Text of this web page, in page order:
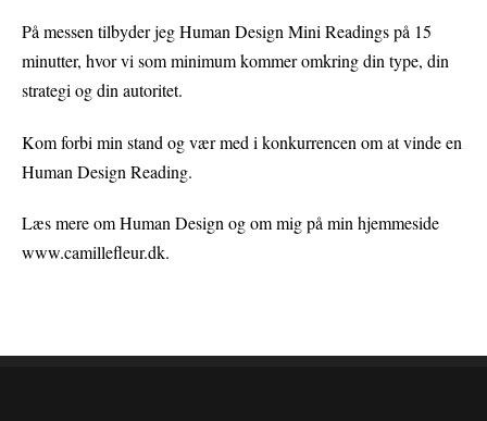
På messen tilbyder jeg Human Design Mini Readings på 15
minutter, hvor vi som minimum kommer omkring din type, din
strategi og din autoritet.
Kom forbi min stand og vær med i konkurrencen om at vinde en
Human Design Reading.
Læs mere om Human Design og om mig på min hjemmeside
www.camillefleur.dk.